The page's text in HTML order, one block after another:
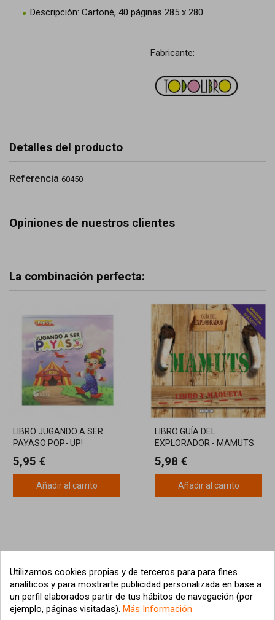
Descripción: Cartoné, 40 páginas 285 x 280
Fabricante:
Detalles del producto
Referencia 60450
Opiniones de nuestros clientes
La combinación perfecta:
LIBRO JUGANDO A SER
PAYASO POP- UP!
5,95 €
Añadir al carrito
LIBRO GUÍA DEL
EXPLORADOR - MAMUTS
5,98 €
Añadir al carrito
Utilizamos cookies propias y de terceros para para fines
analíticos y para mostrarte publicidad personalizada en base a
un perfil elaborados partir de tus hábitos de navegación (por
ejemplo, páginas visitadas). Más Información